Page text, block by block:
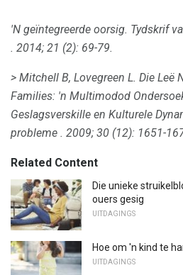
'N geïntegreerde oorsig. Tydskrif
. 2014; 21 (2): 69-79.
> Mitchell B, Lovegreen L. Die
Families: 'n Multimodod
Geslagsverskille en Kulturele
probleme . 2009; 30 (12): 1651-
Related Content
Die unieke
ouers gesig
UITDAGINGS
Hoe om 'n kind te
UITDAGINGS